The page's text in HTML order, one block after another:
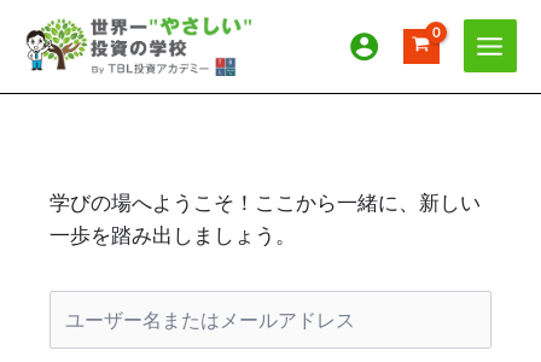
ス
学びの場へようこそ！ここから一緒に、新しい
一歩を踏み出しましょう。